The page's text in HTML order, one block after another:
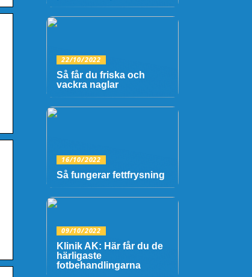
22/10/2022
Så får du friska och
vackra naglar
16/10/2022
Så fungerar fettfrysning
09/10/2022
Klinik AK: Här får du de
härligaste
fotbehandlingarna